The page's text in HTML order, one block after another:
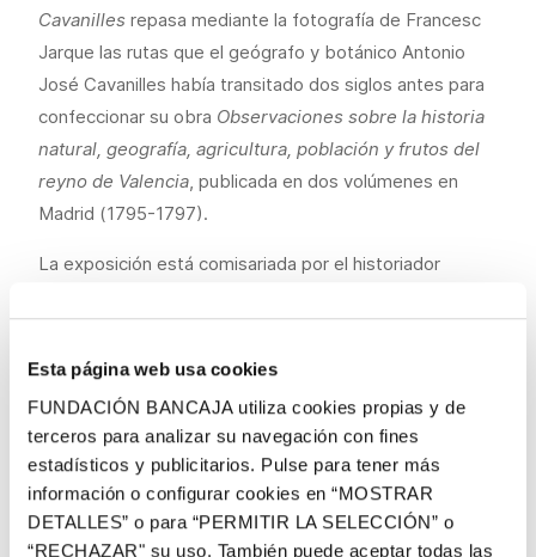
Esta página web usa cookies
FUNDACIÓN BANCAJA utiliza cookies propias y de
terceros para analizar su navegación con fines
estadísticos y publicitarios. Pulse para tener más
información o configurar cookies en “MOSTRAR
DETALLES” o para “PERMITIR LA SELECCIÓN” o
“RECHAZAR" su uso. También puede aceptar todas las
Cavanilles repasa mediante la fotografía de Francesc
Jarque las rutas que el geógrafo y botánico Antonio
José Cavanilles había transitado dos siglos antes para
confeccionar su obra Observaciones sobre la historia
natural, geografía, agricultura, población y frutos del
reyno de Valencia, publicada en dos volúmenes en
Madrid (1795-1797).
La exposición está comisariada por el historiador
Colección Fundación Bancaja. Un abanico que permite
contemplar poblaciones y paisajes de todo el territorio
valenciano que Jarque captó con su objetivo entre
1995 y 1997, siguiendo con fidelidad y exactitud las
huellas trazadas por Cavanilles en el siglo XVIII.
Esta colección de imágenes, promovida por la